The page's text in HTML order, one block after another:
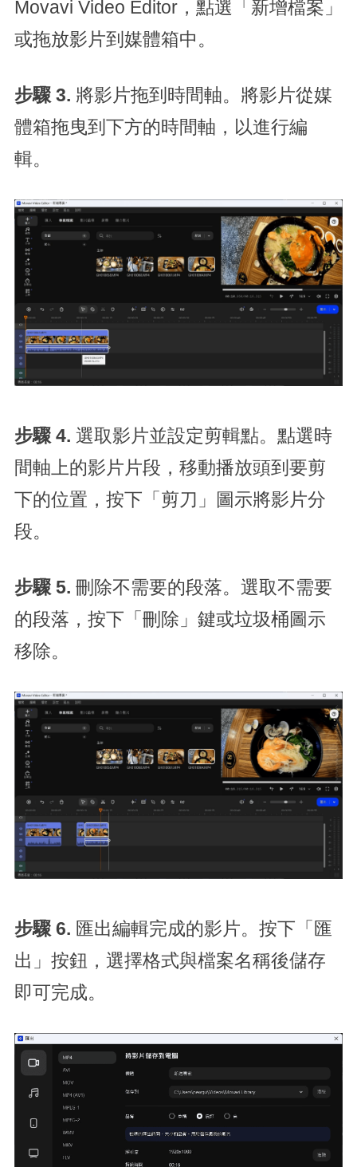
Movavi Video Editor，點選「新增檔案」
或拖放影片到媒體箱中。
步驟 3. 將影片拖到時間軸。將影片從媒
體箱拖曳到下方的時間軸，以進行編
輯。
步驟 4. 選取影片並設定剪輯點。點選時
間軸上的影片片段，移動播放頭到要剪
下的位置，按下「剪刀」圖示將影片分
段。
步驟 5. 刪除不需要的段落。選取不需要
的段落，按下「刪除」鍵或垃圾桶圖示
移除。
步驟 6. 匯出編輯完成的影片。按下「匯
出」按鈕，選擇格式與檔案名稱後儲存
即可完成。